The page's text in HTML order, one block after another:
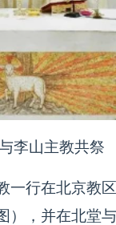
李山主教共祭
行在北京教
，并在北堂